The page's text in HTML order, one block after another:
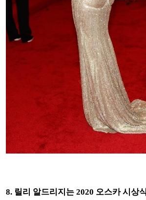
8. 릴리 알드리지는 2020 오스카 시상